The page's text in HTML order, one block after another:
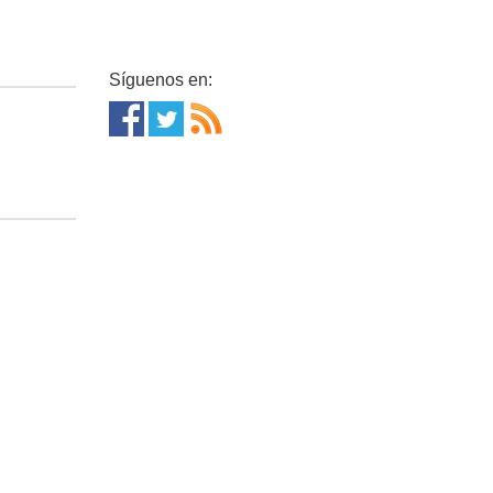
Síguenos en: